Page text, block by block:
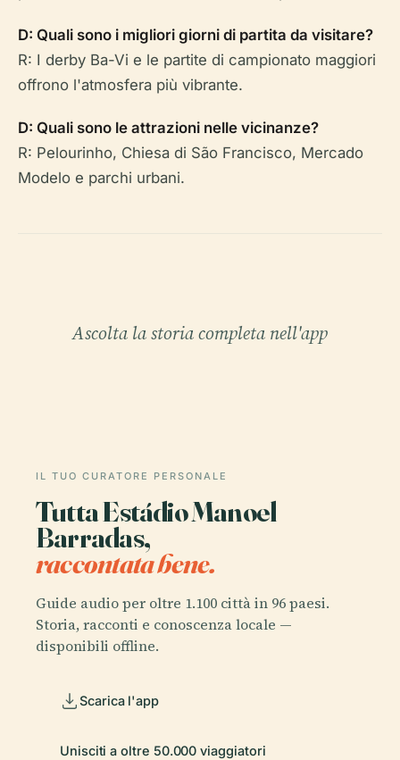
D: Quali sono i migliori giorni di partita da visitare?
R: I derby Ba-Vi e le partite di campionato maggiori
offrono l'atmosfera più vibrante.
D: Quali sono le attrazioni nelle vicinanze?
R: Pelourinho, Chiesa di São Francisco, Mercado
Modelo e parchi urbani.
Ascolta la storia completa nell'app
IL TUO CURATORE PERSONALE
Tutta Estádio Manoel
Barradas,
raccontata bene.
Guide audio per oltre 1.100 città in 96 paesi.
Storia, racconti e conoscenza locale —
disponibili offline.
Scarica l'app
Unisciti a oltre 50.000 viaggiatori